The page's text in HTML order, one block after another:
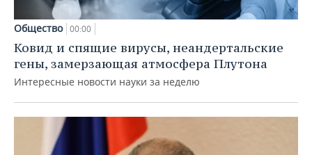
Общество 00:00
Ковид и спящие вирусы, неандертальские
гены, замерзающая атмосфера Плутона
Интересные новости науки за неделю